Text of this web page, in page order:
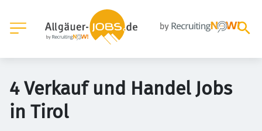
4 Verkauf und Handel Jobs
in Tirol